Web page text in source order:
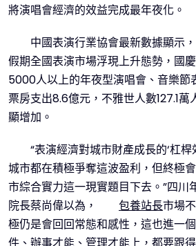
將演唱會經濟的效益完成最年夜化。
中國表演行業協會最新數據顯示
假期全國表演市場浮現上升態勢，國
5000人以上的年夜型演唱會、音樂節
票房支出8.6億元，不雅世人數127.1
顯增加。
“表演經濟對城市財產成長的‘杠
城市都在積極爭奪這波盈利，但終極
市綜合實力這一現實題目下去。”四川
院長蔡尚偉以為，
包養站長市場
極仍是會回回常態和感性，這也進一